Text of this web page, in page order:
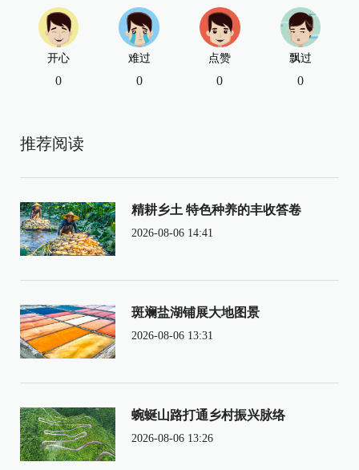
开心
0
难过
0
点赞
0
飘过
0
推荐阅读
精耕乡土 特色种养的丰收答卷
2026-08-06 14:41
斑斓盐湖铺展大地图景
2026-08-06 13:31
蜿蜒山路打通乡村振兴脉络
2026-08-06 13:26